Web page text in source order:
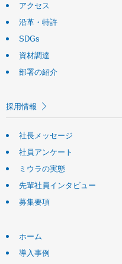
アクセス
沿革・特許
SDGs
資材調達
部署の紹介
採用情報
社長メッセージ
社員アンケート
ミウラの実態
先輩社員インタビュー
募集要項
ホーム
導入事例